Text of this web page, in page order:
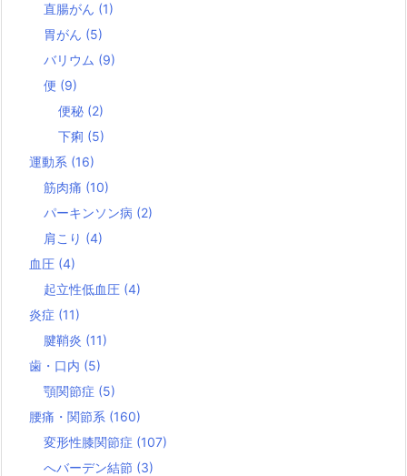
直腸がん (1)
胃がん (5)
バリウム (9)
便 (9)
便秘 (2)
下痢 (5)
運動系 (16)
筋肉痛 (10)
パーキンソン病 (2)
肩こり (4)
血圧 (4)
起立性低血圧 (4)
炎症 (11)
腱鞘炎 (11)
歯・口内 (5)
顎関節症 (5)
腰痛・関節系 (160)
変形性膝関節症 (107)
へバーデン結節 (3)